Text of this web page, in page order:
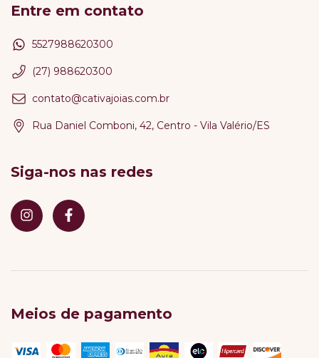
Entre em contato
5527988620300
(27) 988620300
contato@cativajoias.com.br
Rua Daniel Comboni, 42, Centro - Vila Valério/ES
Siga-nos nas redes
Meios de pagamento